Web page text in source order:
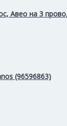
Авео на 3
(96596863)